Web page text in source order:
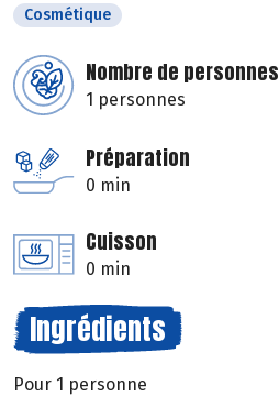
Cosmétique
Nombre de personnes
1 personnes
Préparation
0 min
Cuisson
0 min
Ingrédients
Pour 1 personne